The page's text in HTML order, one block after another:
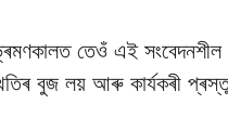
তেওঁ এই
বুজ লয় আৰু কাৰ্যকৰী